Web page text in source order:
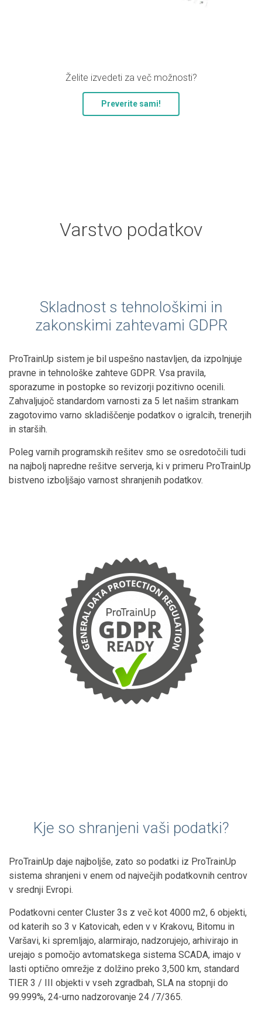
Želite izvedeti za več možnosti?
Preverite sami!
Varstvo podatkov
Skladnost s tehnološkimi in
zakonskimi zahtevami GDPR
ProTrainUp sistem je bil uspešno nastavljen, da izpolnjuje
pravne in tehnološke zahteve GDPR. Vsa pravila,
sporazume in postopke so revizorji pozitivno ocenili.
Zahvaljujoč standardom varnosti za 5 let našim strankam
zagotovimo varno skladiščenje podatkov o igralcih, trenerjih
in starših.
Poleg varnih programskih rešitev smo se osredotočili tudi
na najbolj napredne rešitve serverja, ki v primeru ProTrainUp
bistveno izboljšajo varnost shranjenih podatkov.
Kje so shranjeni vaši podatki?
ProTrainUp daje najboljše, zato so podatki iz ProTrainUp
sistema shranjeni v enem od največjih podatkovnih centrov
v srednji Evropi.
Podatkovni center Cluster 3s z več kot 4000 m2, 6 objekti,
od katerih so 3 v Katovicah, eden v v Krakovu, Bitomu in
Varšavi, ki spremljajo, alarmirajo, nadzorujejo, arhivirajo in
urejajo s pomočjo avtomatskega sistema SCADA, imajo v
lasti optično omrežje z dolžino preko 3,500 km, standard
TIER 3 / III objekti v vseh zgradbah, SLA na stopnji do
99.999%, 24-urno nadzorovanje 24 /7/365.